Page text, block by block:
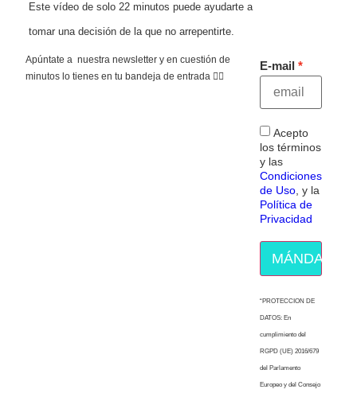
Este vídeo de solo 22 minutos puede ayudarte a
tomar una decisión de la que no arrepentirte.
Apúntate a nuestra newsletter y en cuestión de
minutos lo tienes en tu bandeja de entrada 👇🏻
E-mail
Acepto
los términos
y las
Condiciones
de Uso, y la
Política de
Privacidad
MÁNDAME
“PROTECCION DE
DATOS: En
cumplimiento del
RGPD (UE) 2016/679
del Parlamento
Europeo y del Consejo